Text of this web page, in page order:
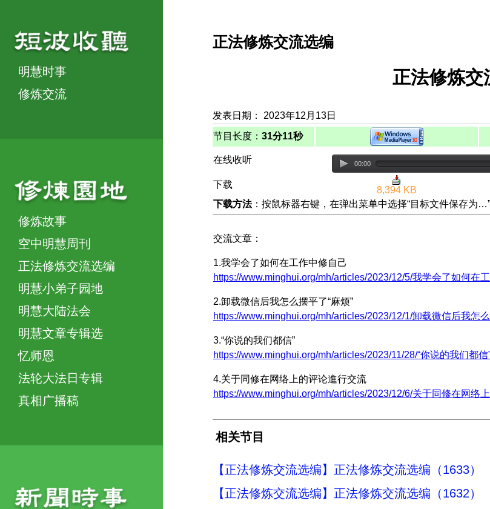
明慧时事
修炼交流
修炼故事
空中明慧周刊
正法修炼交流选编
明慧小弟子园地
明慧大陆法会
明慧文章专辑选
忆师恩
法轮大法日专辑
真相广播稿
正法修炼交流选编
正法修炼交
发表日期： 2023年12月13日
节目长度： 31分11秒
在线收听 00:00
下载
8,394 KB
下载方法：按鼠标器右键，在弹出菜单中选择“目标文件保存为
交流文章：
1.我学会了如何在工作中修自己
https://www.minghui.org/mh/articles/2023/12/5/我学会了如何在
2.卸载微信后我怎么摆平了“麻烦”
https://www.minghui.org/mh/articles/2023/12/1/卸载微信后我怎
3.“你说的我们都信”
https://www.minghui.org/mh/articles/2023/11/28/“你说的我们都信
4.关于同修在网络上的评论進行交流
https://www.minghui.org/mh/articles/2023/12/6/关于同修在网络
相关节目
【正法修炼交流选编】正法修炼交流选编（1633）
【正法修炼交流选编】正法修炼交流选编（1632）